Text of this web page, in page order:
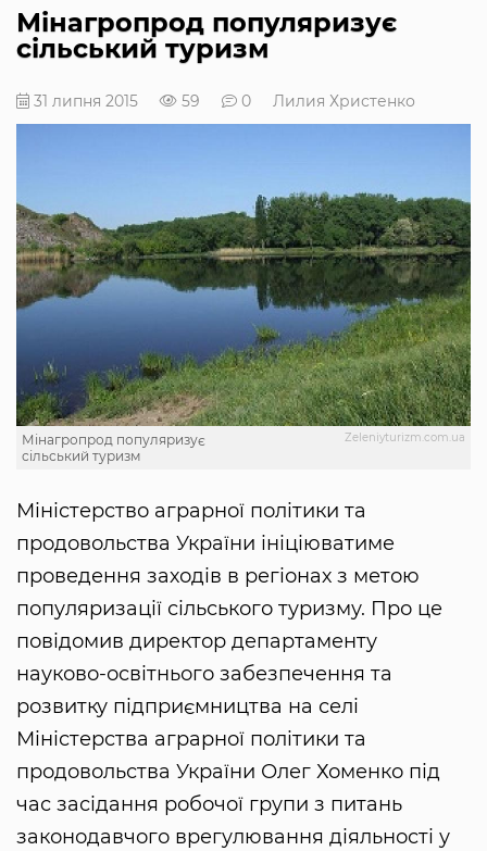
Мінагропрод популяризує
сільський туризм
31 липня 2015 59 0 Лилия Христенко
Zeleniyturizm.com.ua
Мінагропрод популяризує
сільський туризм
Міністерство аграрної політики та
продовольства України ініціюватиме
проведення заходів в регіонах з метою
популяризації сільського туризму. Про це
повідомив директор департаменту
науково-освітнього забезпечення та
розвитку підприємництва на селі
Міністерства аграрної політики та
продовольства України Олег Хоменко під
час засідання робочої групи з питань
законодавчого врегулювання діяльності у